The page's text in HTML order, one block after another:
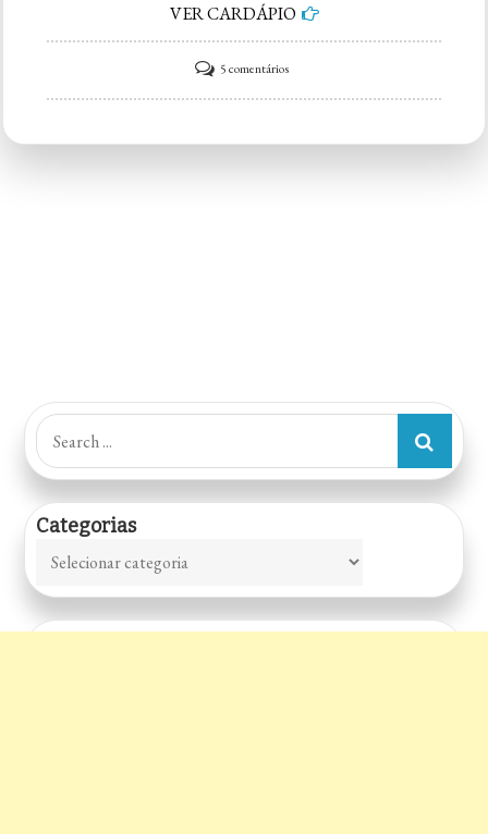
VER CARDÁPIO
5 comentáriosem
Paraíso
Search
for:
Categorias
Categorias